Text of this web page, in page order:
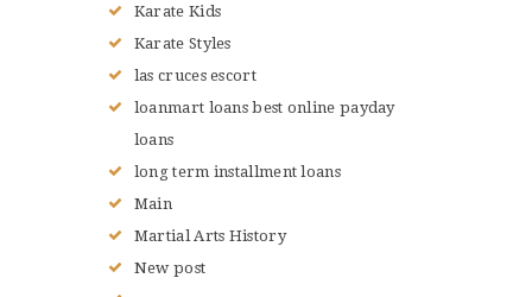
Karate Kids
Karate Styles
las cruces escort
loanmart loans best online payday
loans
long term installment loans
Main
Martial Arts History
New post